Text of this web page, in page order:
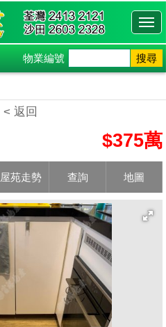
物業編號 搜尋
< 返回
$375萬
屋苑走勢 查詢 地圖